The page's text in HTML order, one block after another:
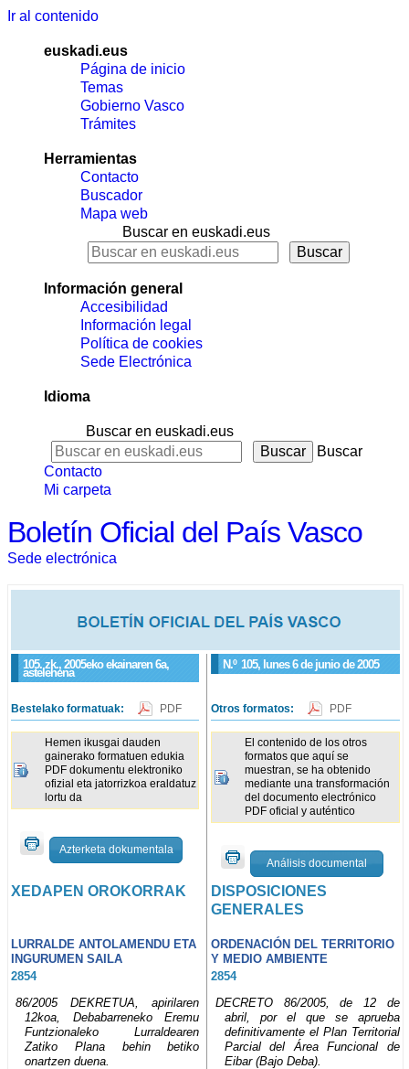
Ir al contenido
euskadi.eus
Página de inicio
Temas
Gobierno Vasco
Trámites
Herramientas
Contacto
Buscador
Mapa web
Buscar en euskadi.eus
Información general
Accesibilidad
Información legal
Política de cookies
Sede Electrónica
Idioma
Buscar en euskadi.eus
Buscar
Contacto
Mi carpeta
Boletín Oficial del País Vasco
Sede electrónica
105. zk., 2005eko ekainaren 6a,
astelehena
N.º 105, lunes 6 de junio de 2005
Bestelako formatuak: PDF
Hemen ikusgai dauden
gainerako formatuen edukia
PDF dokumentu elektroniko
ofizial eta jatorrizkoa eraldatuz
lortu da
Azterketa dokumentala
Otros formatos: PDF
El contenido de los otros
formatos que aquí se
muestran, se ha obtenido
mediante una transformación
del documento electrónico
PDF oficial y auténtico
Análisis documental
XEDAPEN OROKORRAK
DISPOSICIONES
GENERALES
LURRALDE ANTOLAMENDU ETA
INGURUMEN SAILA
ORDENACIÓN DEL TERRITORIO
Y MEDIO AMBIENTE
2854
2854
86/2005 DEKRETUA, apirilaren
12koa, Debabarreneko Eremu
Funtzionaleko Lurraldearen
Zatiko Plana behin betiko
onartzen duena.
DECRETO 86/2005, de 12 de
abril, por el que se aprueba
definitivamente el Plan Territorial
Parcial del Área Funcional de
Eibar (Bajo Deba).